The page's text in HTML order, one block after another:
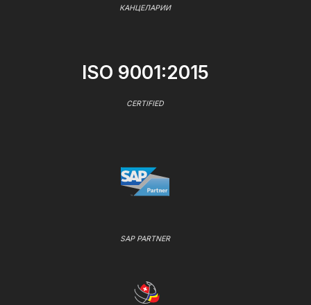
КАНЦЕЛАРИИ
ISO 9001:2015
CERTIFIED
SAP PARTNER